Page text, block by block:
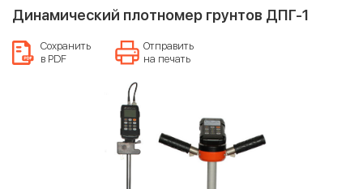
Динамический плотномер грунтов ДПГ-1
Сохранить
в PDF
Отправить
на печать